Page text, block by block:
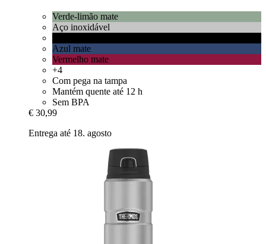
Verde-limão mate
Aço inoxidável
Azul mate
Vermelho mate
+4
Com pega na tampa
Mantém quente até 12 h
Sem BPA
€ 30,99
Entrega até 18. agosto